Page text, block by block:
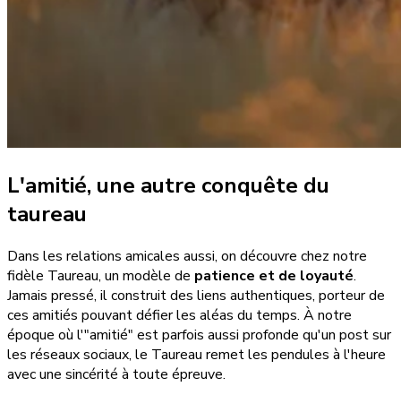
L'amitié, une autre conquête du
taureau
Dans les relations amicales aussi, on découvre chez notre
fidèle Taureau, un modèle de patience et de loyauté.
Jamais pressé, il construit des liens authentiques, porteur de
ces amitiés pouvant défier les aléas du temps. À notre
époque où l'"amitié" est parfois aussi profonde qu'un post sur
les réseaux sociaux, le Taureau remet les pendules à l'heure
avec une sincérité à toute épreuve.